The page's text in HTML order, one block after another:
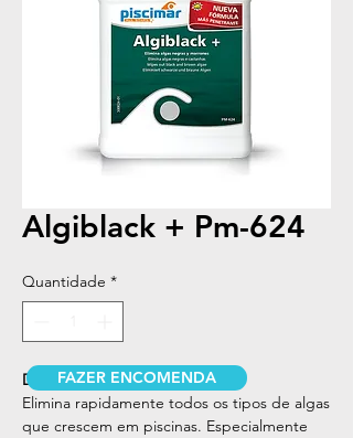
Algiblack + Pm-624
Quantidade *
DESCRIÇÃO
Elimina rapidamente todos os tipos de algas
que crescem em piscinas. Especialmente
FAZER ENCOMENDA